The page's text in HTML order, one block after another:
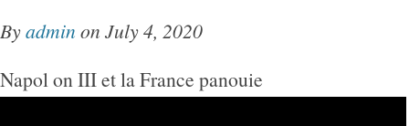
Byadmin on July 4, 2020
Napol on III et la France panouie